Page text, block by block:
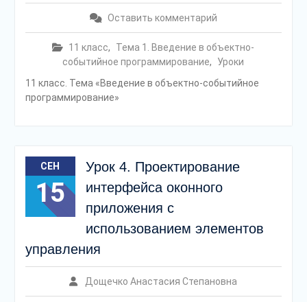
Оставить комментарий
11 класс,
Тема 1. Введение в объектно-
событийное программирование,
Уроки
11 класс. Тема «Введение в объектно-событийное
программирование»
СЕН
15
Урок 4. Проектирование
интерфейса оконного
приложения с
использованием элементов
управления
Дощечко Анастасия Степановна